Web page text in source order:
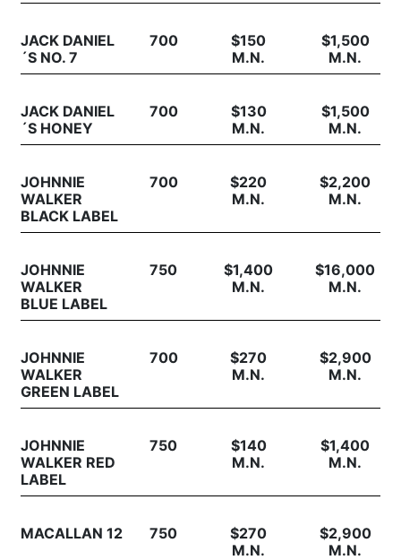
JACK DANIEL
´S NO. 7
700
$150
M.N.
$1,500
M.N.
JACK DANIEL
´S HONEY
700
$130
M.N.
$1,500
M.N.
JOHNNIE
WALKER
BLACK LABEL
700
$220
M.N.
$2,200
M.N.
JOHNNIE
WALKER
BLUE LABEL
750
$1,400
M.N.
$16,000
M.N.
JOHNNIE
WALKER
GREEN LABEL
700
$270
M.N.
$2,900
M.N.
JOHNNIE
WALKER RED
LABEL
750
$140
M.N.
$1,400
M.N.
MACALLAN 12 750
$270
M.N.
$2,900
M.N.